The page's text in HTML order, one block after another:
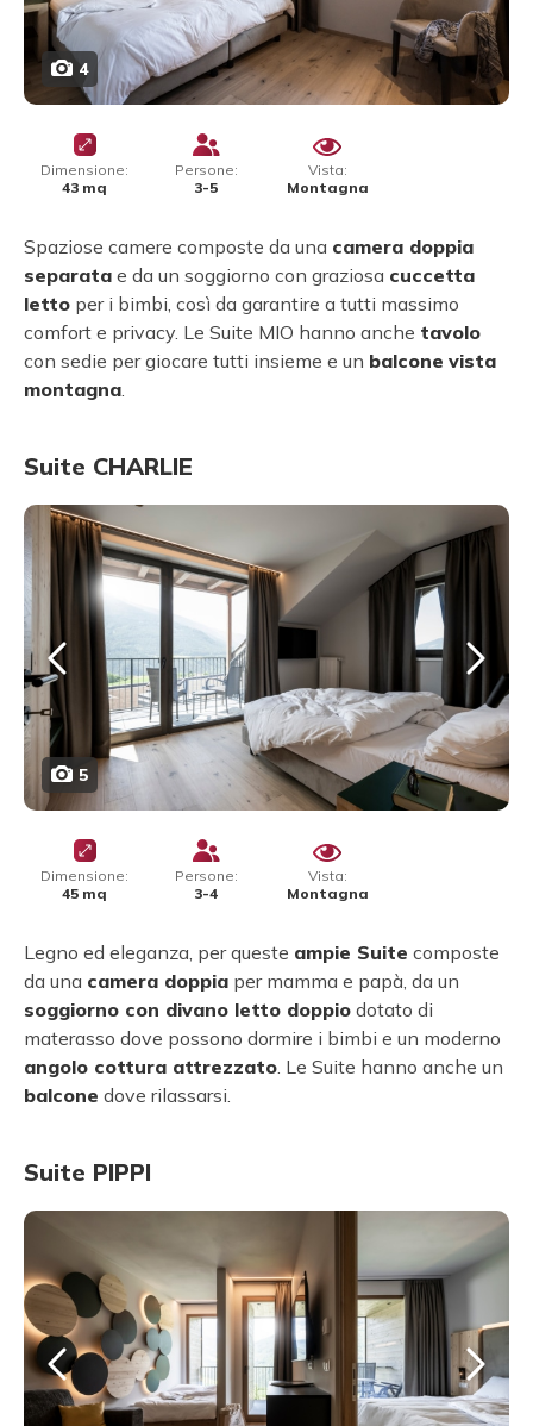
Dimensione:
43 mq
Persone:
3-5
Vista:
Montagna
Spaziose camere composte da una camera doppia
separata e da un soggiorno con graziosa cuccetta
letto per i bimbi, così da garantire a tutti massimo
comfort e privacy. Le Suite MIO hanno anche tavolo
con sedie per giocare tutti insieme e un balcone vista
montagna
4
Suite CHARLIE
5
Dimensione:
45 mq
Persone:
3-4
Vista:
Montagna
Legno ed eleganza, per queste ampie Suite composte
da una camera doppia per mamma e papà, da un
soggiorno con divano letto doppio dotato di
materasso dove possono dormire i bimbi e un moderno
angolo cottura attrezzato. Le Suite hanno anche un
balcone dove rilassarsi.
Suite PIPPI